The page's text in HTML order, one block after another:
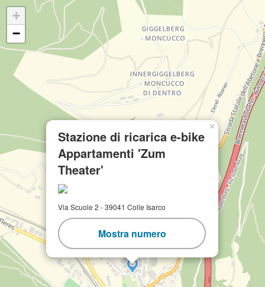
Stazione di ricarica e-bike
Appartamenti 'Zum
Theater'
Via Scuole 2 - 39041 Colle Isarco
Mostra numero
×
+
−